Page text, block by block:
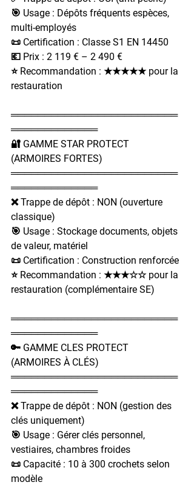
🎯 Usage : Dépôts fréquents espèces,
multi-employés
📜 Certification : Classe S1 EN 14450
💶 Prix : 2 119 € – 2 490 €
⭐ Recommandation : ★★★★★ pour la
restauration
═════════════════════════
═════════════
🔐 GAMME STAR PROTECT
(ARMOIRES FORTES)
═════════════════════════
═════════════
❌ Trappe de dépôt : NON (ouverture
classique)
🎯 Usage : Stockage documents, objets
de valeur, matériel
📜 Certification : Construction renforcée
⭐ Recommandation : ★★★☆☆ pour la
restauration (complémentaire SE)
═════════════════════════
═════════════
🔑 GAMME CLES PROTECT
(ARMOIRES À CLÉS)
═════════════════════════
═════════════
❌ Trappe de dépôt : NON (gestion des
clés uniquement)
🎯 Usage : Gérer clés personnel,
vestiaires, chambres froides
📜 Capacité : 10 à 300 crochets selon
modèle